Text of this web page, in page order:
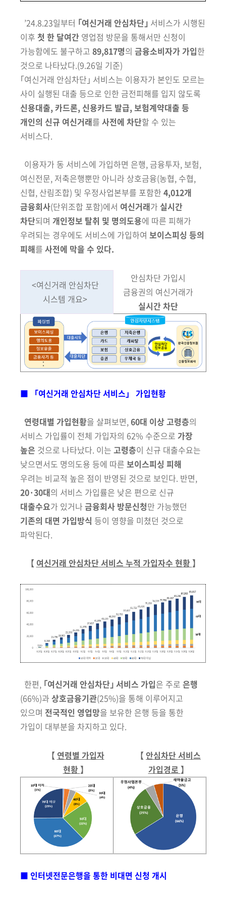
’24.8.23일부터 ｢여신거래 안심차단｣ 서비스가 시행된
이후 첫 한 달여간 영업점 방문을 통해서만 신청이
가능함에도 불구하고 89,817명의 금융소비자가 가입한
것으로 나타났다.(9.26일 기준)
｢여신거래 안심차단｣ 서비스는 이용자가 본인도 모르는
사이 실행된 대출 등으로 인한 금전피해를 입지 않도록
신용대출, 카드론, 신용카드 발급, 보험계약대출 등
개인의 신규 여신거래를 사전에 차단할 수 있는
서비스다.
이용자가 동 서비스에 가입하면 은행, 금융투자, 보험,
여신전문, 저축은행뿐만 아니라 상호금융(농협, 수협,
신협, 산림조합) 및 우정사업본부를 포함한 4,012개
금융회사(단위조합 포함)에서 여신거래가 실시간
차단되며 개인정보 탈취 및 명의도용에 따른 피해가
우려되는 경우에도 서비스에 가입하여 보이스피싱 등의
피해를 사전에 막을 수 있다.
<여신거래 안심차단
시스템 개요>
안심차단 가입시
금융권의 여신거래가
실시간 차단
■ 「여신거래 안심차단 서비스」 가입현황
연령대별 가입현황을 살펴보면,60대 이상 고령층의
서비스 가입률이 전체 가입자의 62% 수준으로 가장
높은 것으로 나타났다. 이는 고령층이 신규 대출수요는
낮으면서도 명의도용 등에 따른 보이스피싱 피해
우려는 비교적 높은 점이 반영된 것으로 보인다. 반면,
20·30대의 서비스 가입률은 낮은 편으로 신규
대출수요가 있거나 금융회사 방문신청만 가능했던
기존의 대면 가입방식 등이 영향을 미쳤던 것으로
파악된다.
【 여신거래 안심차단 서비스 누적 가입자수 현황】
한편, ｢여신거래 안심차단｣ 서비스 가입은 주로 은행
(66%)과 상호금융기관(25%)을 통해 이루어지고
있으며 전국적인 영업망을 보유한 은행 등을 통한
가입이 대부분을 차지하고 있다.
【 연령별 가입자
현황】
【 안심차단 서비스
가입경로 】
■ 인터넷전문은행을 통한 비대면 신청 개시